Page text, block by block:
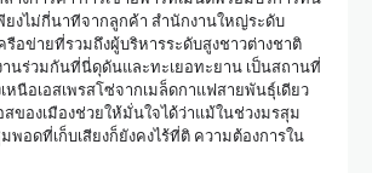
ยงไม่กี่นาทีจากลูกค้า สำนักงานใหญ่ระดับ
อข่ายที่รวมถึงผู้บริหารระดับสูงชาวต่างชาติ
นร่วมกันที่นี่ดุดันและทะเยอทะยาน เป็นสถานที่
นือเอสเพรสโซ่จากเมล็ดกาแฟสายพันธุ์เดียว
ของเมืองช่วยให้มั่นใจได้ว่าแม้ในช่วงมรสุม
พอดที่เก็บเสียงก็ยังคงไร้ที่ติ ความต้องการใน